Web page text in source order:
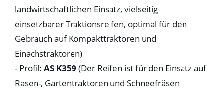
landwirtschaftlichen Einsatz, vielseitig
einsetzbarer Traktionsreifen, optimal für den
Gebrauch auf Kompakttraktoren und
Einachstraktoren)
- Profil: AS K359 (Der Reifen ist für den Einsatz auf
Rasen-, Gartentraktoren und Schneefräsen